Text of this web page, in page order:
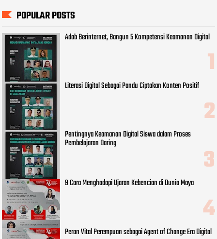
POPULAR POSTS
Adab Berinternet, Bangun 5 Kompetensi Keamanan Digital
Literasi Digital Sebagai Pandu Ciptakan Konten Positif
Pentingnya Keamanan Digital Siswa dalam Proses
Pembelajaran Daring
9 Cara Menghadapi Ujaran Kebencian di Dunia Maya
Peran Vital Perempuan sebagai Agent of Change Era Digital